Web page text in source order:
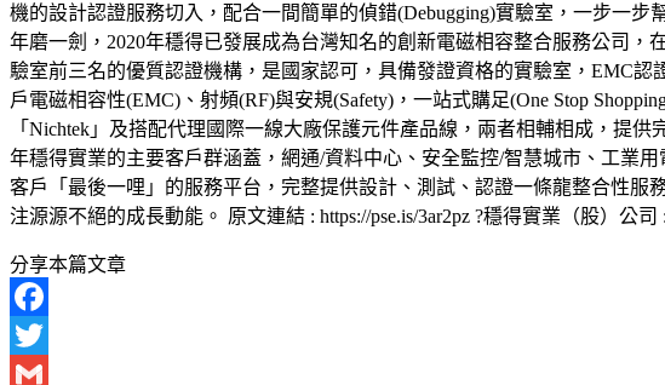
機的設計認證服務切入，配合一間簡單的偵錯(Debugging)實驗室，一步一
年磨一劍，2020年穩得已發展成為台灣知名的創新電磁相容整合服務公司
驗室前三名的優質認證機構，是國家認可，具備發證資格的實驗室，EMC
戶電磁相容性(EMC)、射頻(RF)與安規(Safety)，一站式購足(One Stop
「Nichtek」及搭配代理國際一線大廠保護元件產品線，兩者相輔相成，提
年穩得實業的主要客戶群涵蓋，網通/資料中心、安全監控/智慧城市、工業
客戶「最後一哩」的服務平台，完整提供設計、測試、認證一條龍整合性
注源源不絕的成長動能。 原文連結 : https://pse.is/3ar2pz ?穩得實業（股）公司
分享本篇文章
Facebook
Twitter